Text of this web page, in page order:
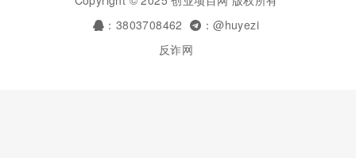
：3803708462
：@huyezi
反诈网